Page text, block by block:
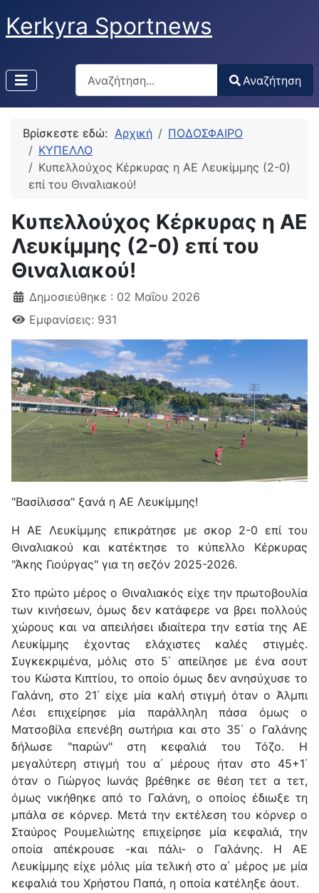
Kerkyra Sportnews
Αναζήτηση
Type 2 or more characters for results.
Αναζήτηση
Βρίσκεστε εδώ: Αρχική
ΠΟΔΟΣΦΑΙΡΟ
ΚΥΠΕΛΛΟ
Κυπελλούχος Κέρκυρας η ΑΕ Λευκίμμης (2-0)
επί του Θιναλιακού!
Κυπελλούχος Κέρκυρας η ΑΕ
Λευκίμμης (2-0) επί του
Θιναλιακού!
Δημοσιεύθηκε : 02 Μαΐου 2026
Εμφανίσεις: 931
"Βασίλισσα" ξανά η ΑΕ Λευκίμμης!
Η ΑΕ Λευκίμμης επικράτησε με σκορ 2-0 επί του
Θιναλιακού και κατέκτησε το κύπελλο Κέρκυρας
"Άκης Γιούργας" για τη σεζόν 2025-2026.
Στο πρώτο μέρος ο Θιναλιακός είχε την πρωτοβουλία
των κινήσεων, όμως δεν κατάφερε να βρει πολλούς
χώρους και να απειλήσει ιδιαίτερα την εστία της ΑΕ
Λευκίμμης έχοντας ελάχιστες καλές στιγμές.
Συγκεκριμένα, μόλις στο 5΄ απείλησε με ένα σουτ
του Κώστα Κιπτίου, το οποίο όμως δεν ανησύχυσε το
Γαλάνη, στο 21΄ είχε μία καλή στιγμή όταν ο Άλμπι
Λέσι επιχείρησε μία παράλληλη πάσα όμως ο
Ματσοβίλα επενέβη σωτήρια και στο 35΄ ο Γαλάνης
δήλωσε "παρών" στη κεφαλιά του Τόζο. Η
μεγαλύτερη στιγμή του α΄ μέρους ήταν στο 45+1΄
όταν ο Γιώργος Ιωνάς βρέθηκε σε θέση τετ α τετ,
όμως νικήθηκε από το Γαλάνη, ο οποίος έδιωξε τη
μπάλα σε κόρνερ. Μετά την εκτέλεση του κόρνερ ο
Σταύρος Ρουμελιώτης επιχείρησε μία κεφαλιά, την
οποία απέκρουσε -και πάλι- ο Γαλάνης. Η ΑΕ
Λευκίμμης είχε μόλις μία τελική στο α΄ μέρος με μία
κεφαλιά του Χρήστου Παπά, η οποία κατέληξε άουτ.